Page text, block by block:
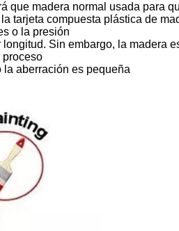
que madera normal usada para
tarjeta compuesta plástica de
o la presión
Sin embargo, la madera
proceso
aberración es pequeña